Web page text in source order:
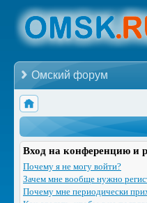
Омский форум
Вход на конференцию и
Почему я не могу войти?
Зачем мне вообще нужно
Почему мне периодически